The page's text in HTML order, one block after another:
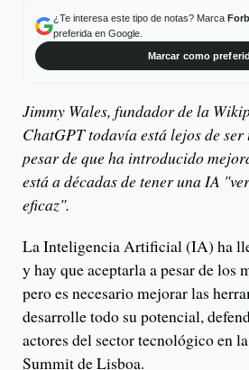
¿Te interesa este tipo de notas? Marca
preferida en Google.
Marcar como
Jimmy Wales, fundador de la
ChatGPT todavía está lejos de
pesar de que ha introducido
está a décadas de tener una IA
eficaz".
La Inteligencia Artificial (IA) ha
y hay que aceptarla a pesar de los
pero es necesario mejorar las
desarrolle todo su potencial,
actores del sector tecnológico en
Summit de Lisboa.